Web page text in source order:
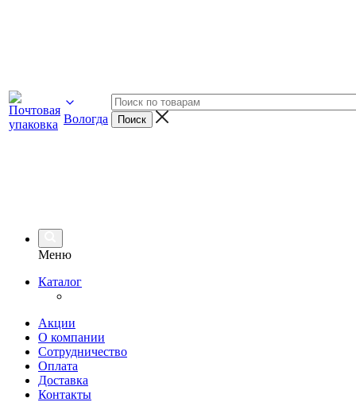
Вологда
Меню
Каталог
Акции
О компании
Сотрудничество
Оплата
Доставка
Контакты